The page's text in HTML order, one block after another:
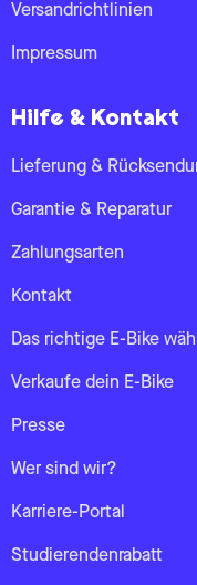
Versandrichtlinien
Impressum
Hilfe & Kontakt
Lieferung &
Garantie & Reparatur
Zahlungsarten
Kontakt
Das richtige E-Bike
Verkaufe dein E-Bike
Presse
Wer sind wir?
Karriere-Portal
Studierendenrabatt